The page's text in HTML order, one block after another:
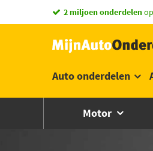
2 miljoen onderdelen
Auto onderdelen
Motor